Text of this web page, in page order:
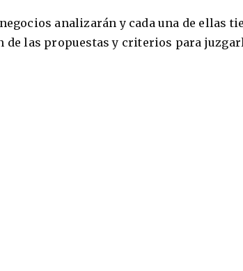
analizarán y cada una de ellas
las propuestas y criterios para